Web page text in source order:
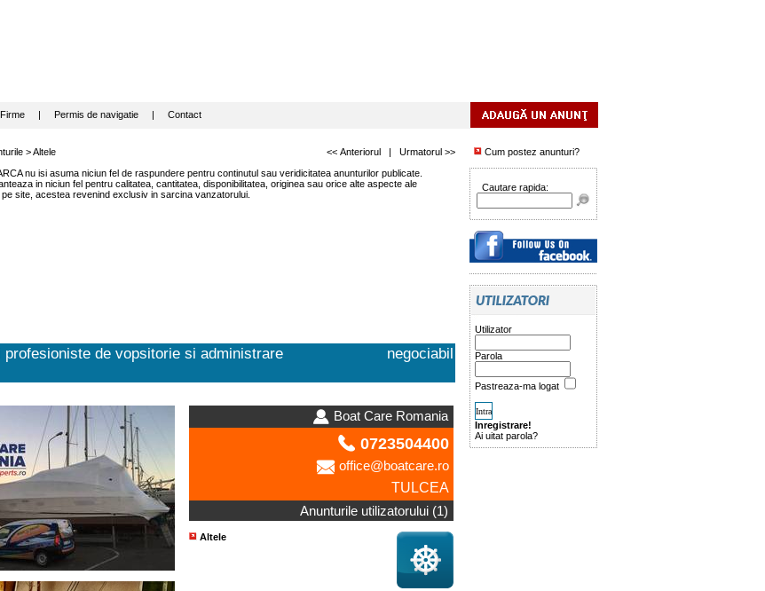
Firme| Permis de navigatie| Contact
>Altele << Anteriorul| Urmatorul >>
nu isi asuma niciun fel de raspundere pentru continutul sau veridicitatea anunturilor publicate.
in niciun fel pentru calitatea, cantitatea, disponibilitatea, originea sau orice alte aspecte ale
site, acestea revenind exclusiv in sarcina vanzatorului.
profesioniste de vopsitorie si administrare
negociabil
Boat Care Romania
0723504400
office@boatcare.ro
TULCEA
Anunturile utilizatorului (1)
Altele
Cum postez anunturi?
Cautare rapida:
Utilizator
Parola
Pastreaza-ma logat
Inregistrare!
Ai uitat parola?